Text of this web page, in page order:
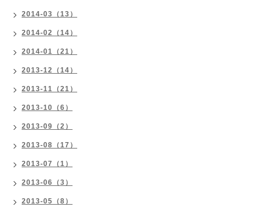
2014-03（13）
2014-02（14）
2014-01（21）
2013-12（14）
2013-11（21）
2013-10（6）
2013-09（2）
2013-08（17）
2013-07（1）
2013-06（3）
2013-05（8）